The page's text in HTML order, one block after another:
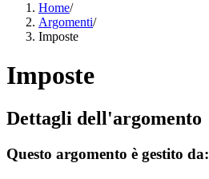
Home/
Argomenti/
Imposte
Imposte
Dettagli dell'argomento
Questo argomento è gestito da: